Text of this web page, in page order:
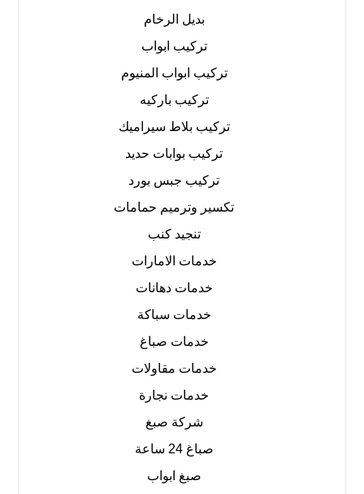
بديل الرخام
تركيب ابواب
تركيب ابواب المنيوم
تركيب باركيه
تركيب بلاط سيراميك
تركيب بوابات حديد
تركيب جبس بورد
تكسير وترميم حمامات
تنجيد كنب
خدمات الامارات
خدمات دهانات
خدمات سباكة
خدمات صباغ
خدمات مقاولات
خدمات نجارة
شركة صبغ
صباغ 24 ساعة
صبغ ابواب